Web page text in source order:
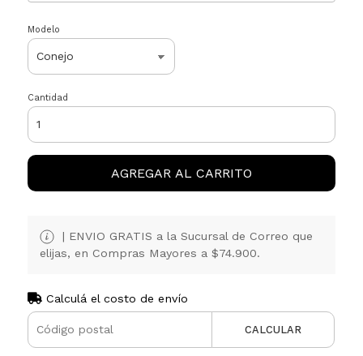
Modelo
Cantidad
AGREGAR AL CARRITO
| ENVIO GRATIS a la Sucursal de Correo que
elijas, en Compras Mayores a $74.900.
Calculá el costo de envío
CALCULAR